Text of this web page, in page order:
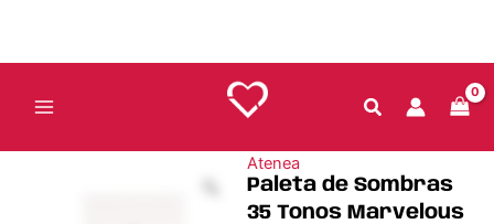
contenido
Atenea
Paleta de Sombras
35 Tonos Marvelous
Expert
-
cantidad